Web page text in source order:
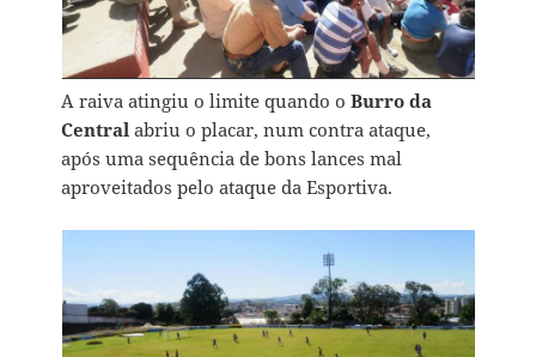
A raiva atingiu o limite quando oBurro da
Centralabriu o placar, num contra ataque,
após uma sequência de bons lances mal
aproveitados pelo ataque da Esportiva.